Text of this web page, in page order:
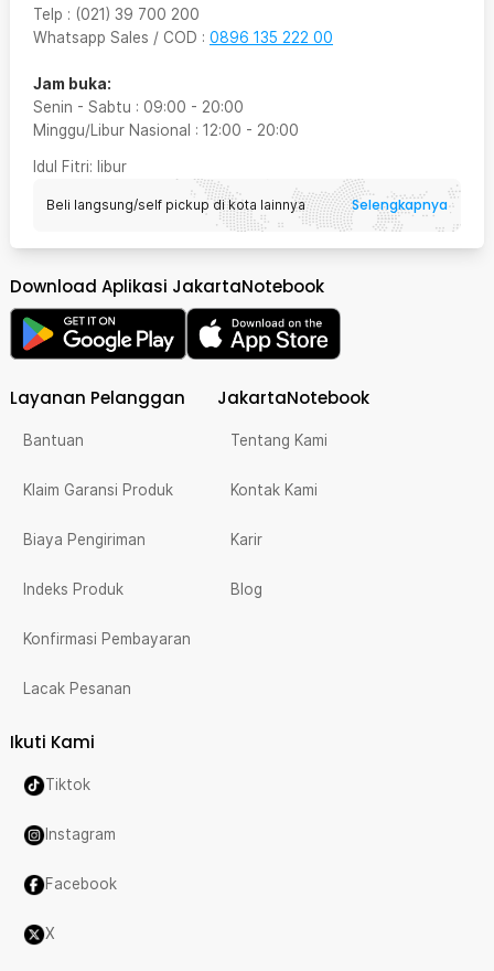
Telp : (021) 39 700 200
Whatsapp Sales / COD : 0896 135 222 00
Jam buka:
Senin - Sabtu : 09:00 - 20:00
Minggu/Libur Nasional : 12:00 - 20:00
Idul Fitri: libur
Beli langsung/self pickup di kota lainnya Selengkapnya
Download Aplikasi JakartaNotebook
Layanan Pelanggan
Bantuan
Klaim Garansi Produk
Biaya Pengiriman
Indeks Produk
Konfirmasi Pembayaran
Lacak Pesanan
JakartaNotebook
Tentang Kami
Kontak Kami
Karir
Blog
Ikuti Kami
Tiktok
Instagram
Facebook
X